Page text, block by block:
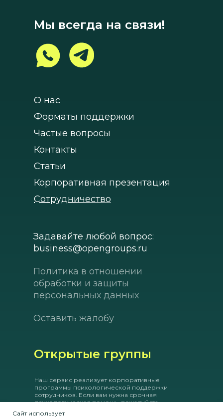
Открытые группы
Мы всегда на связи!
Наш сервис реализует корпоративные
программы психологической поддержки
сотрудников. Если вам нужна срочная
психологическая помощь, пожалуйста,
Политика в отношении
обработки и защиты
персональных данных
Оставить жалобу
Задавайте любой вопрос:
business@opengroups.ru
Сотрудничество
Корпоративная презентация
Статьи
Контакты
Частые вопросы
Форматы поддержки
О нас
Сайт использует